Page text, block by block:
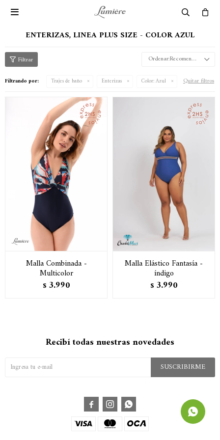

ENTERIZAS, LINEA PLUS SIZE - COLOR AZUL
Recomendados
Filtrando por: Trajes de baño Enterizas Color:Azul Quitar filtros
Malla Combinada -
Multicolor
$ 3.990
Malla Elástico Fantasía -
índigo
$ 3.990
Recibí todas nuestras novedades
SUSCRIBIRME
  